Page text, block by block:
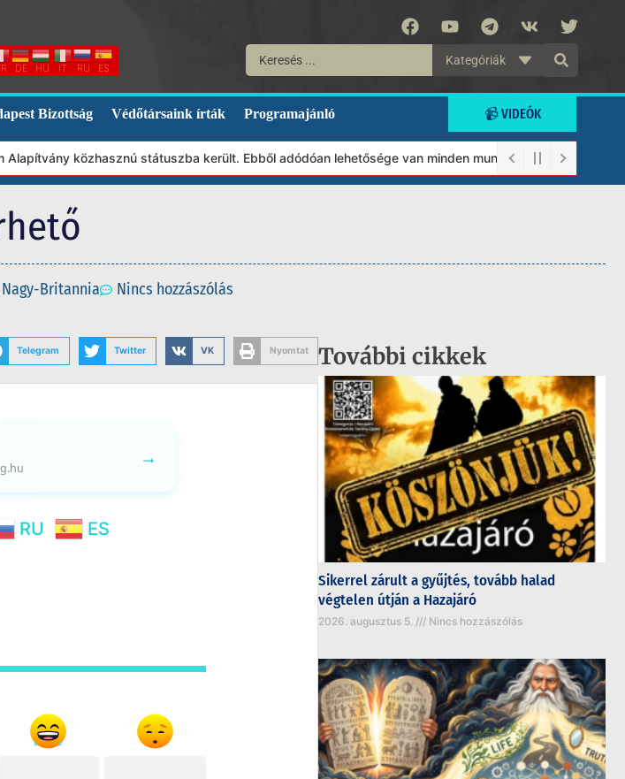
DE HU IT RU ES
Kategóriák
Bizottság Védőtársaink írták Programajánló 📹 VIDEÓK
közhasznú státuszba került. Ebből adódóan lehetősége van minden munkánkat segíteni
Nagy-Britannia Nincs hozzászólás
Telegram Twitter VK Nyomtat
→
RU ES
További cikkek
Sikerrel zárult a gyűjtés, tovább halad
végtelen útján a Hazajáró
2026. augusztus 5. Nincs hozzászólás